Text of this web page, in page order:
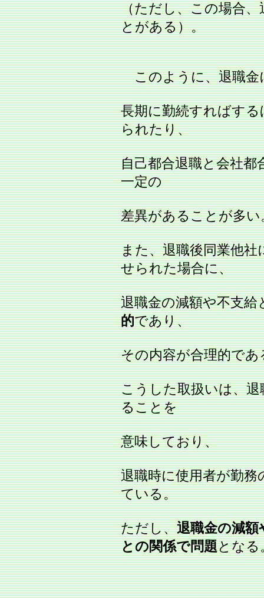
（ただし、この場合
とがある）。
このように、退職金
長期に勤続すればす
られたり、
自己都合退職と会社都
一定の
差異があることが多い
また、退職後同業他社
せられた場合に、
退職金の減額や不支
的であり、
その内容が合理的で
こうした取扱いは、
ることを
意味しており、
退職時に使用者が勤
ている。
ただし、退職金の減額
との関係で問題となる